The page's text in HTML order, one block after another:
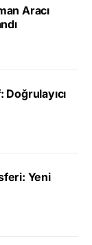
Aracı
Yeni